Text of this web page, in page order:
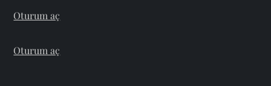
Oturum aç
Oturum aç